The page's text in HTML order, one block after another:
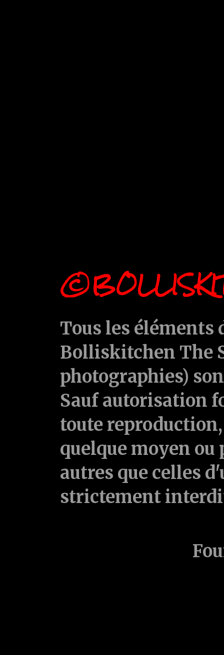
Tous les
Bolliskitchen The
photographies)
Sauf autorisation
toute
quelque moyen ou
autres que celles
strictement